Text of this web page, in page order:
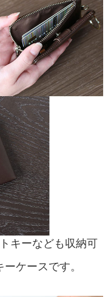
キーなども収納可
ケースです。